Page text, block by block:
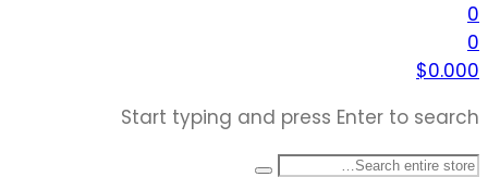
0
0
0
$0.00
Start typing and press Enter to search